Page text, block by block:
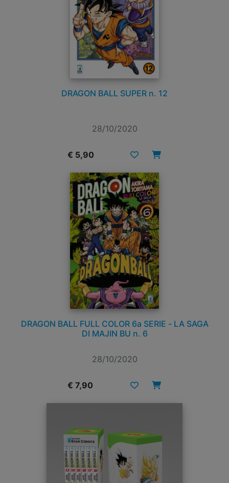
DRAGON BALL SUPER n. 12
28/10/2020
€ 5,90
DRAGON BALL FULL COLOR 6a SERIE - LA SAGA
DI MAJIN BU n. 6
28/10/2020
€ 7,90